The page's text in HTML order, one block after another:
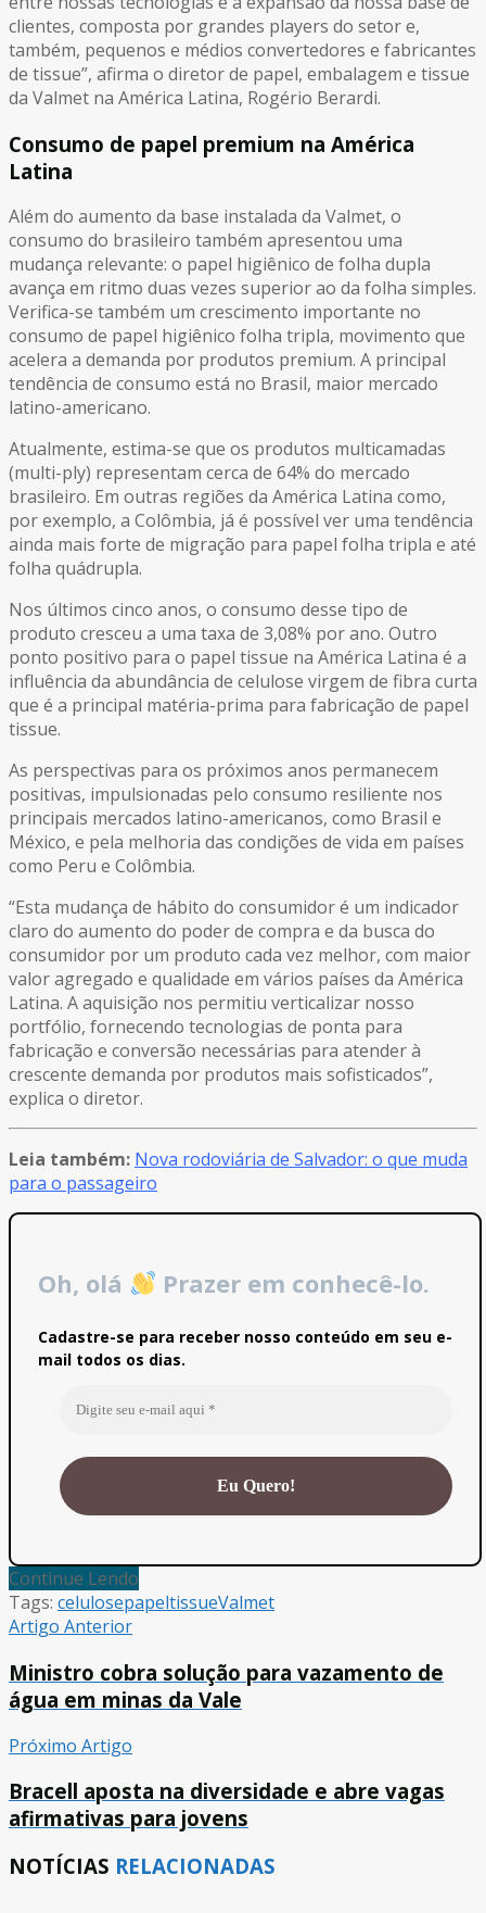
clientes, composta por grandes players do setor e,
também, pequenos e médios convertedores e fabricantes
de tissue”, afirma o diretor de papel, embalagem e tissue
da Valmet na América Latina, Rogério Berardi.
Consumo de papel premium na América
Latina
Além do aumento da base instalada da Valmet, o
consumo do brasileiro também apresentou uma
mudança relevante: o papel higiênico de folha dupla
avança em ritmo duas vezes superior ao da folha simples.
Verifica-se também um crescimento importante no
consumo de papel higiênico folha tripla, movimento que
acelera a demanda por produtos premium. A principal
tendência de consumo está no Brasil, maior mercado
latino-americano.
Atualmente, estima-se que os produtos multicamadas
(multi-ply) representam cerca de 64% do mercado
brasileiro. Em outras regiões da América Latina como,
por exemplo, a Colômbia, já é possível ver uma tendência
ainda mais forte de migração para papel folha tripla e até
folha quádrupla.
Nos últimos cinco anos, o consumo desse tipo de
produto cresceu a uma taxa de 3,08% por ano. Outro
ponto positivo para o papel tissue na América Latina é a
influência da abundância de celulose virgem de fibra curta
que é a principal matéria-prima para fabricação de papel
tissue.
As perspectivas para os próximos anos permanecem
positivas, impulsionadas pelo consumo resiliente nos
principais mercados latino-americanos, como Brasil e
México, e pela melhoria das condições de vida em países
como Peru e Colômbia.
“Esta mudança de hábito do consumidor é um indicador
claro do aumento do poder de compra e da busca do
consumidor por um produto cada vez melhor, com maior
valor agregado e qualidade em vários países da América
Latina. A aquisição nos permitiu verticalizar nosso
portfólio, fornecendo tecnologias de ponta para
fabricação e conversão necessárias para atender à
crescente demanda por produtos mais sofisticados”,
explica o diretor.
Leia também: Nova rodoviária de Salvador: o que muda
para o passageiro
Oh, olá Prazer em conhecê-lo.
Cadastre-se para receber nosso conteúdo em seu e-
mail todos os dias.
Continue Lendo
Tags: celulosepapeltissueValmet
Artigo Anterior
Ministro cobra solução para vazamento de
água em minas da Vale
Próximo Artigo
Bracell aposta na diversidade e abre vagas
afirmativas para jovens
NOTÍCIAS RELACIONADAS